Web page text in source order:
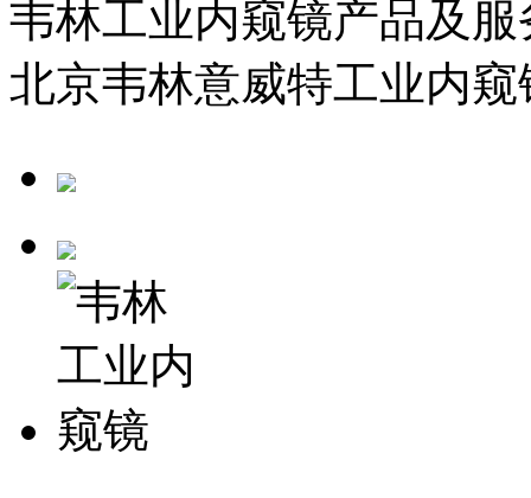
韦林工业内窥镜产品及
北京韦林意威特工业内